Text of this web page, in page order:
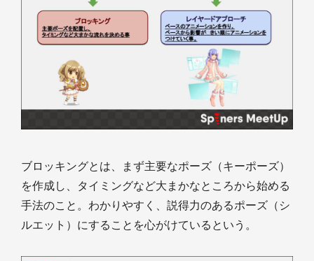
ブロッキングとは、まず主要なポーズ（キーポーズ）
を作成し、タイミングなど大まかなところから始める
手法のこと。わかりやすく、説得力のあるポーズ（シ
ルエット）にすることを心がけているという。